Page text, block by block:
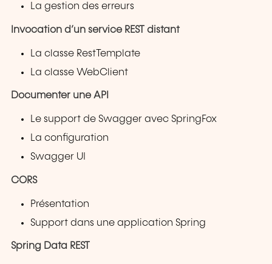
La gestion des erreurs
Invocation d’un service REST distant
La classe RestTemplate
La classe WebClient
Documenter une API
Le support de Swagger avec SpringFox
La configuration
Swagger UI
CORS
Présentation
Support dans une application Spring
Spring Data REST